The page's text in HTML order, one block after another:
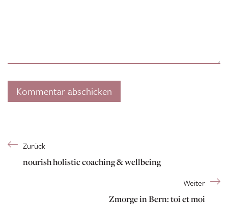
Zurück
nourish holistic coaching & wellbeing
Weiter
Zmorge in Bern: toi et moi